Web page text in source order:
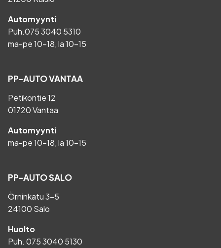
Automyynti
Puh.075 3040 5310
ma-pe 10-18, la 10-15
PP-AUTO VANTAA
Petikontie 12
01720 Vantaa
Automyynti
ma-pe 10-18, la 10-15
PP-AUTO SALO
Örninkatu 3-5
24100 Salo
Huolto
Puh. 075 3040 5130